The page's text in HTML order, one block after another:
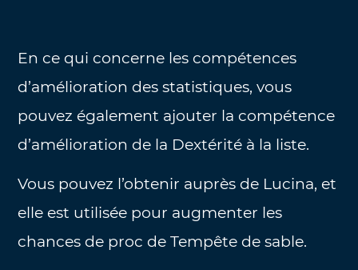
En ce qui concerne les compétences
d’amélioration des statistiques, vous
pouvez également ajouter la compétence
d’amélioration de la Dextérité à la liste.
Vous pouvez l’obtenir auprès de Lucina, et
elle est utilisée pour augmenter les
chances de proc de Tempête de sable.